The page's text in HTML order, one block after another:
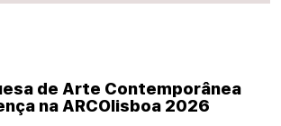
de Arte Contemporânea
na ARCOlisboa 2026